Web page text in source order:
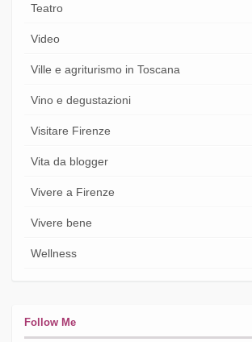
Teatro
Video
Ville e agriturismo in Toscana
Vino e degustazioni
Visitare Firenze
Vita da blogger
Vivere a Firenze
Vivere bene
Wellness
Follow Me